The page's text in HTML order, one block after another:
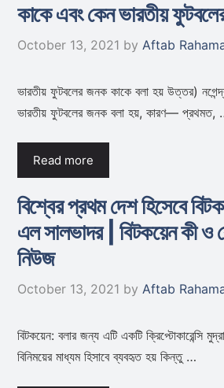
কাকে এবং কেন ভারতীয়
October 13, 2021 by Aftab
ভারতীয় ফুটবলের জনক কাকে বলা হয় উত্তর)
ভারতীয় ফুটবলের জনক বলা হয়, কারণ— প্রথমত,
Read more
বিশ্বের প্রথম দেশ হিসেবে
এল সালভাদর | বিটকয়েন কী ও
নিউজ
October 13, 2021 by Aftab
বিটকয়েন: বলার জন্য এটি একটি ক্রিপ্টোকারেন্সি
বিনিময়ের মাধ্যম হিসাবে ব্যবহৃত হয় কিন্তু …